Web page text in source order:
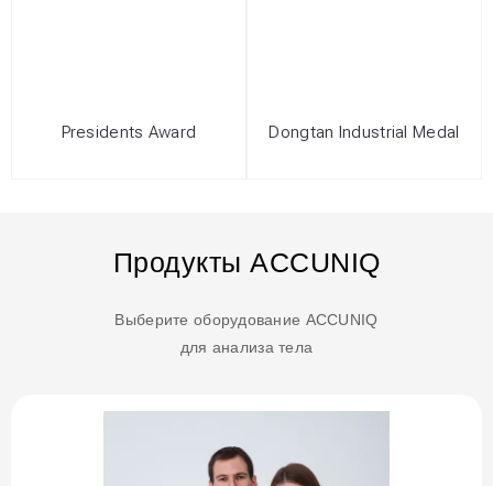
Presidents Award Dongtan Industrial Medal
Продукты ACCUNIQ
Выберите оборудование ACCUNIQ
для анализа тела